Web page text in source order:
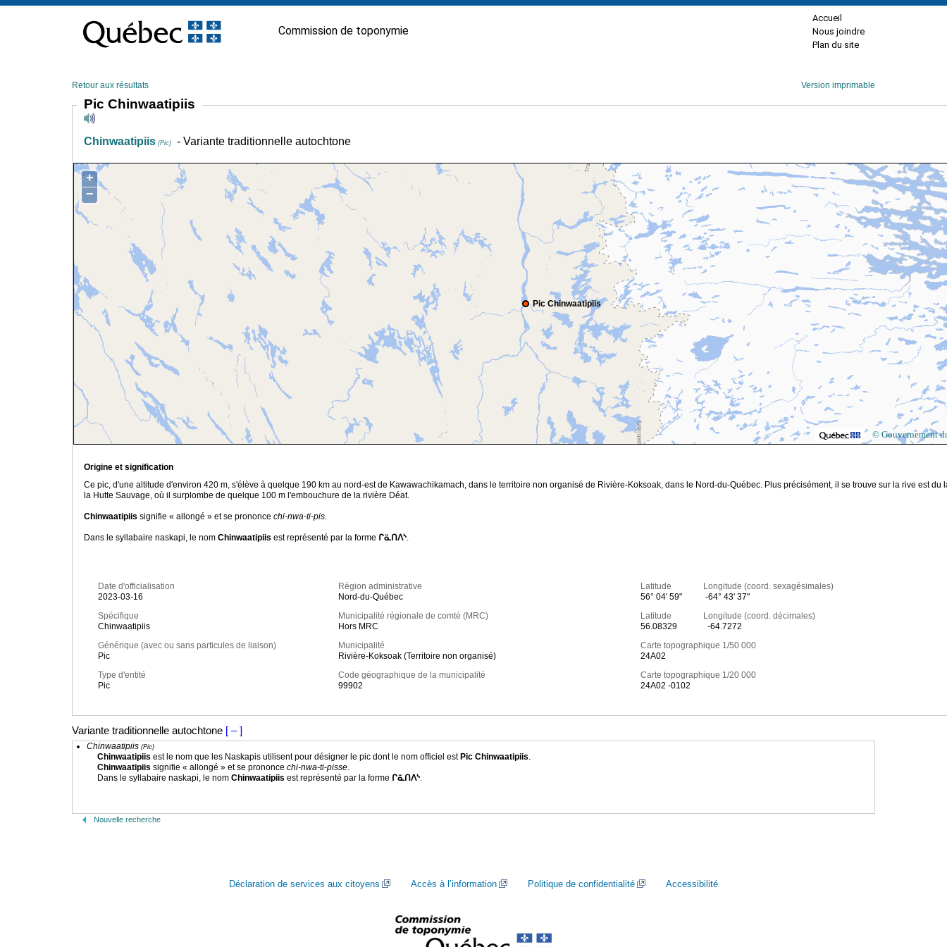
contenu
Commission de toponymie
Accueil
Nous joindre
Plan du site
Retour aux résultats Version imprimable
Pic Chinwaatipiis
Chinwaatipiis (Pic) - Variante traditionnelle autochtone
Pic Chinwaatipiis
+
−
© Gouvernement
Origine et signification
Ce pic, d'une altitude d'environ 420 m, s'élève à quelque 190 km au nord-est de Kawawachikamach, dans le territoire non organisé de Rivière-Koksoak, dans le Nord-du-Québec. Plus précisément, il se trouve sur la rive est du
la Hutte Sauvage, où il surplombe de quelque 100 m l'embouchure de la rivière Déat.
Chinwaatipiis signifie « allongé » etse prononce chi-nwa-ti-pis.
Dans le syllabaire naskapi, le nom Chinwaatipiis est représenté par la forme ᒋᓏᑎᐱᔅ.
Date d'officialisation
2023-03-16
Spécifique
Chinwaatipiis
Générique (avec ou sans particules de liaison)
Pic
Type d'entité
Pic
Région administrative
Nord-du-Québec
Municipalité régionale de comté (MRC)
Hors MRC
Municipalité
Rivière-Koksoak (Territoire non organisé)
Code géographique de la municipalité
99902
Latitude Longitude (coord. sexagésimales)
56° 04' 59"
-64° 43' 37"
Latitude Longitude (coord. décimales)
56.08329
-64.7272
Carte topographique 1/50 000
24A02
Carte topographique 1/20 000
24A02 -0102
Variante traditionnelle autochtone [ – ]
Chinwaatipiis (Pic)
Chinwaatipiis est le nom que les Naskapis utilisent pour désigner le pic dont le nom officiel est Pic Chinwaatipiis.
Chinwaatipiis signifie « allongé » et se prononce chi-nwa-ti-pisse.
Dans le syllabaire naskapi, le nom Chinwaatipiis est représenté par la forme ᒋᓏᑎᐱᔅ.
Nouvelle recherche
Déclaration de services aux citoyens Accès à l’information Politique de confidentialité Accessibilité